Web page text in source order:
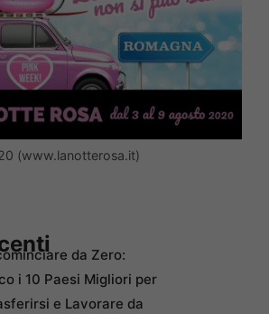
(www.lanotterosa.it)
da Zero:
i 10 Paesi Migliori per
e Lavorare da